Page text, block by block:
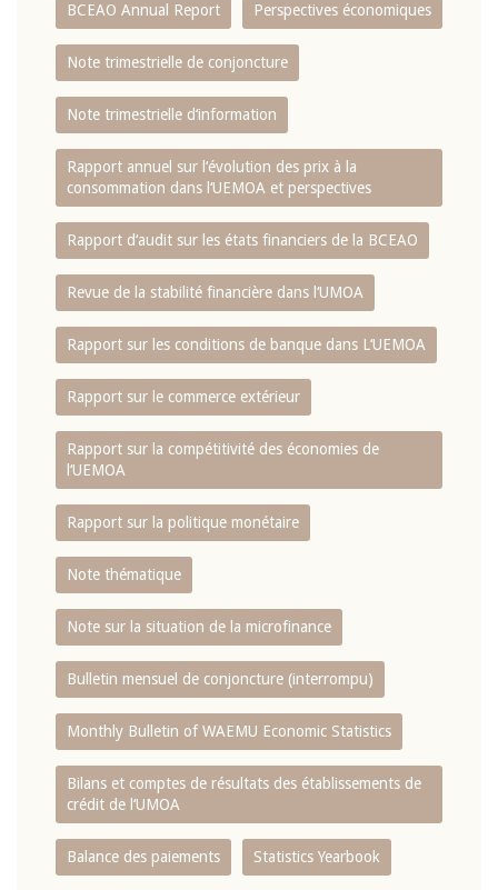
BCEAO Annual Report Perspectives économiques
Note trimestrielle de conjoncture
Note trimestrielle d‘information
Rapport annuel sur l‘évolution des prix à la
consommation dans l‘UEMOA et perspectives
Rapport d‘audit sur les états financiers de la BCEAO
Revue de la stabilité financière dans l‘UMOA
Rapport sur les conditions de banque dans L‘UEMOA
Rapport sur le commerce extérieur
Rapport sur la compétitivité des économies de
l‘UEMOA
Rapport sur la politique monétaire
Note thématique
Note sur la situation de la microfinance
Bulletin mensuel de conjoncture (interrompu)
Monthly Bulletin of WAEMU Economic Statistics
Bilans et comptes de résultats des établissements de
crédit de l‘UMOA
Balance des paiements Statistics Yearbook